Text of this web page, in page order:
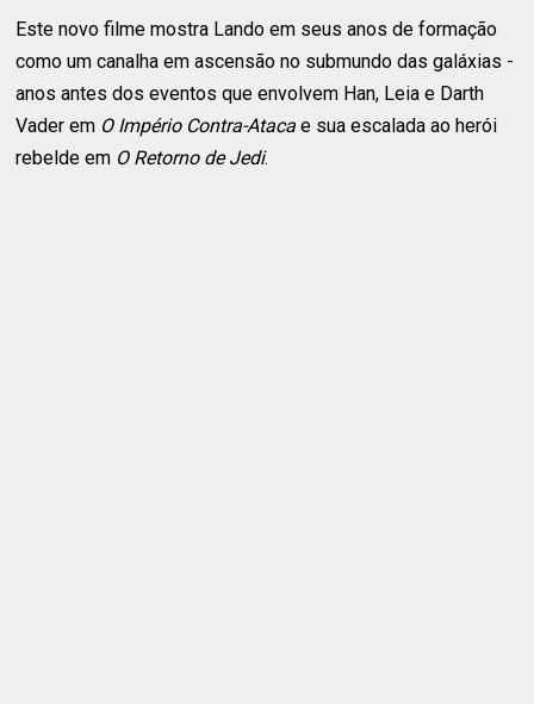
Este novo filme mostra Lando em seus anos de formação
como um canalha em ascensão no submundo das galáxias -
anos antes dos eventos que envolvem Han, Leia e Darth
Vader em O Império Contra-Atacae sua escalada ao herói
rebelde em O Retorno de Jedi.